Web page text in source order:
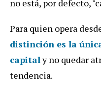
no está, por defecto,
Para quien opera
distinción es la
capitaly no quedar
tendencia.